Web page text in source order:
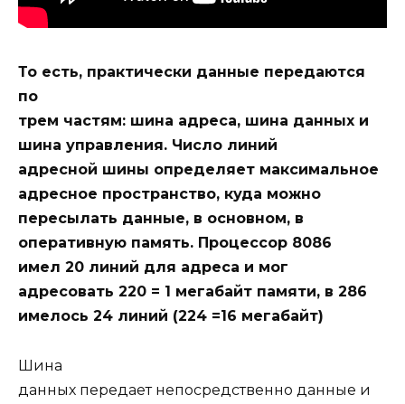
То есть, практически данные передаются
по
трем частям: шина адреса, шина данных и
шина управления. Число линий
адресной шины определяет максимальное
адресное пространство, куда можно
пересылать данные, в основном, в
оперативную память. Процессор 8086
имел 20 линий для адреса и мог
адресовать 220 = 1 мегабайт памяти, в 286
имелось 24 линий (224 =16 мегабайт)
Шина
данных передает непосредственно данные и